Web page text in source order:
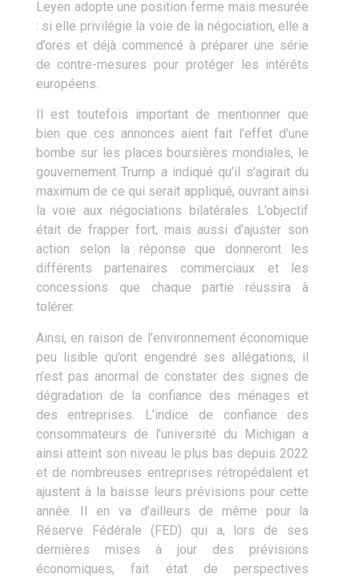
Leyen adopte une position ferme mais mesurée
: si elle privilégie la voie de la négociation, elle a
d’ores et déjà commencé à préparer une série
de contre-mesures pour protéger les intérêts
européens.
Il est toutefois important de mentionner que
bien que ces annonces aient fait l’effet d’une
bombe sur les places boursières mondiales, le
gouvernement Trump a indiqué qu’il s’agirait du
maximum de ce qui serait appliqué, ouvrant ainsi
la voie aux négociations bilatérales. L’objectif
était de frapper fort, mais aussi d’ajuster son
action selon la réponse que donneront les
différents partenaires commerciaux et les
concessions que chaque partie réussira à
tolérer.
Ainsi, en raison de l’environnement économique
peu lisible qu’ont engendré ses allégations, il
n’est pas anormal de constater des signes de
dégradation de la confiance des ménages et
des entreprises. L’indice de confiance des
consommateurs de l’université du Michigan a
ainsi atteint son niveau le plus bas depuis 2022
et de nombreuses entreprises rétropédalent et
ajustent à la baisse leurs prévisions pour cette
année. Il en va d’ailleurs de même pour la
Réserve Fédérale (FED) qui a, lors de ses
dernières mises à jour des prévisions
économiques, fait état de perspectives